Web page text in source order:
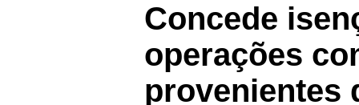
Concede
operações
provenientes